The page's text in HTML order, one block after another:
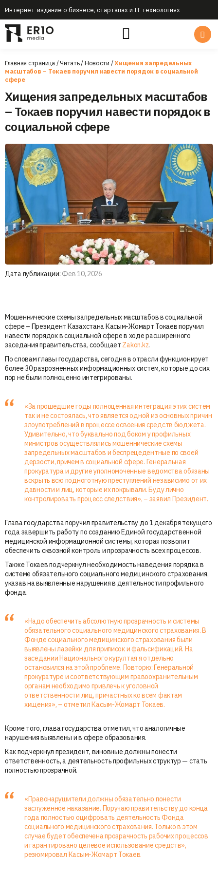
Интернет-издание о бизнесе, стартапах и IT-технологиях
Главная страница/Читать/Новости /Хищения запредельных
масштабов – Токаев поручил навести порядок в социальной
сфере
Хищения запредельных масштабов
– Токаев поручил навести порядок в
социальной сфере
Дата публикации: Фев 10, 2026
Мошеннические схемы запредельных масштабов в социальной
сфере – Президент Казахстана Касым-Жомарт Токаев поручил
навести порядок в социальной сфере в ходе расширенного
заседания правительства, сообщает Zakon.kz.
По словам главы государства, сегодня в отрасли функционирует
более 30 разрозненных информационных систем, которые до сих
пор не были полноценно интегрированы.
«За прошедшие годы полноценная интеграция этих систем
так и не состоялась, что является одной из основных причин
злоупотреблений в процессе освоения средств бюджета.
Удивительно, что буквально под боком у профильных
министров осуществлялись мошеннические схемы
запредельных масштабов и беспрецедентные по своей
дерзости, причем в социальной сфере. Генеральная
прокуратура и другие уполномоченные ведомства обязаны
вскрыть всю подноготную преступлений независимо от их
давности и лиц, которые их покрывали. Буду лично
контролировать процесс следствия», – заявил Президент.
Глава государства поручил правительству до 1 декабря текущего
года завершить работу по созданию Единой государственной
медицинской информационной системы, которая позволит
обеспечить сквозной контроль и прозрачность всех процессов.
Также Токаев подчеркнул необходимость наведения порядка в
системе обязательного социального медицинского страхования,
указав на выявленные нарушения в деятельности профильного
фонда.
«Надо обеспечить абсолютную прозрачность и системы
обязательного социального медицинского страхования. В
Фонде социального медицинского страхования были
выявлены лазейки для приписок и фальсификаций. На
заседании Национального курултая я отдельно
остановился на этой проблеме. Повторю: Генеральной
прокуратуре и соответствующим правоохранительным
органам необходимо привлечь к уголовной
ответственности лиц, причастных ко всем фактам
хищения», – отметил Касым-Жомарт Токаев.
Кроме того, глава государства отметил, что аналогичные
нарушения выявлены и в сфере образования.
Как подчеркнул президент, виновные должны понести
ответственность, а деятельность профильных структур — стать
полностью прозрачной.
«Правонарушители должны обязательно понести
заслуженное наказание. Поручаю правительству до конца
года полностью оцифровать деятельность Фонда
социального медицинского страхования. Только в этом
случае будет обеспечена прозрачность рабочих процессов
и гарантировано целевое использование средств»,
резюмировал Касым-Жомарт Токаев.